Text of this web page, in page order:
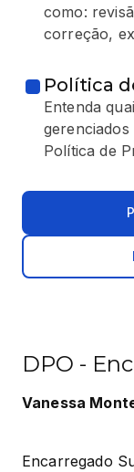
como:
correção,
Política
Entenda
Política de
DPO -
Vanessa
Encarregado